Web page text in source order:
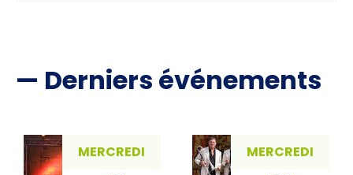
— Derniers événements
MERCREDI MERCREDI